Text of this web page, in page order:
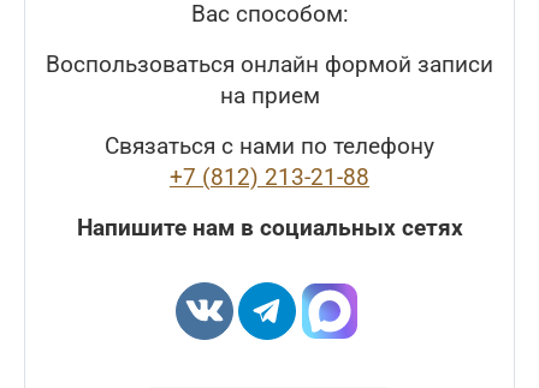
Вас способом:
Воспользоваться онлайн формой записи
на прием
Связаться с нами по телефону
+7 (812) 213-21-88
Напишите нам в социальных сетях